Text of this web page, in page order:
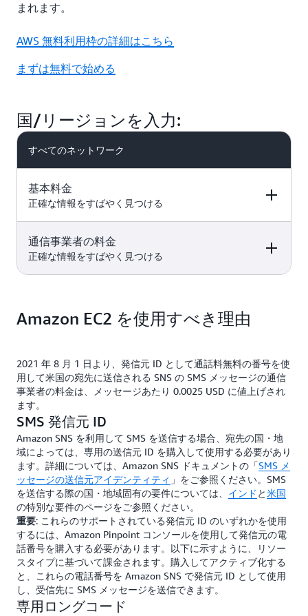
まれます。
AWS 無料利用枠の詳細はこちら
まずは無料で始める
国/リージョンを入力:
すべてのネットワーク
基本料金
正確な情報をすばやく見つける
10DLC ショートコード
通信事業者の料金
正確な情報をすばやく見つける
Amazon EC2 を使用すべき理由
2021 年 8 月 1 日より、発信元 ID として通話料無料の番号を使
用して米国の宛先に送信される SNS の SMS メッセージの通信
事業者の料金は、メッセージあたり 0.0025 USD に値上げされ
ます。
SMS 発信元 ID
Amazon SNS を利用して SMS を送信する場合、宛先の国・地
域によっては、専用の送信元 ID を購入して使用する必要があり
ます。詳細については、Amazon SNS ドキュメントの「SMS メ
ッセージの送信元アイデンティティ 」をご参照ください。SMS
を送信する際の国・地域固有の要件については、 インド と米国
の特別な要件のページをご参照ください。
重要: これらのサポートされている発信元 ID のいずれかを使用
するには、Amazon Pinpoint コンソールを使用して発信元の電
話番号を購入する必要があります。以下に示すように、リソー
スタイプに基づいて課金されます。購入してアクティブ化する
と、これらの電話番号を Amazon SNS で発信元 ID として使用
し、受信先に SMS メッセージを送信できます。
専用ロングコード